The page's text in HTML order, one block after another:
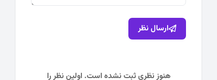
ارسال نظر
هنوز نظری ثبت نشده است. اولین نظر را